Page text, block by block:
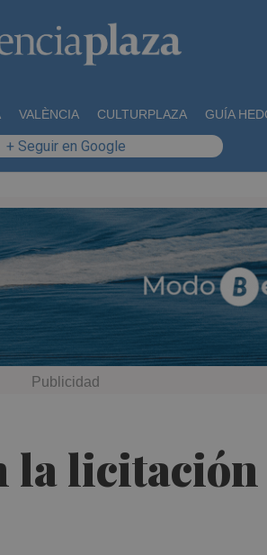
VALÈNCIA CULTURPLAZA GUÍA
+ Seguir en Google
la licitación